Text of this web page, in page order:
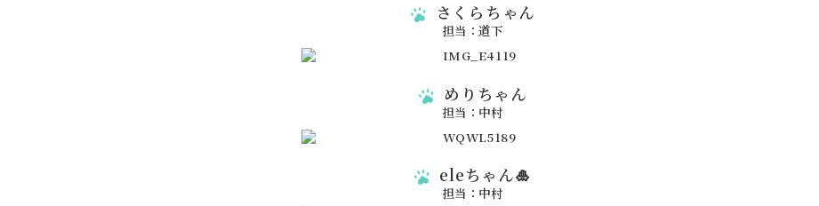
さくらちゃん
担当：道下
めりちゃん
担当：中村
eleちゃん🎍
担当：中村